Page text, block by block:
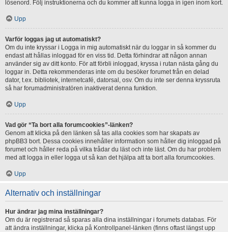
lösenord. Följ instruktionerna och du kommer att kunna logga in igen inom kort.
Upp
Varför loggas jag ut automatiskt?
Om du inte kryssar i Logga in mig automatiskt när du loggar in så kommer du
endast att hållas inloggad för en viss tid. Detta förhindrar att någon annan
använder sig av ditt konto. För att förbli inloggad, kryssa i rutan nästa gång du
loggar in. Detta rekommenderas inte om du besöker forumet från en delad
dator, t.ex. bibliotek, internetcafé, datorsal, osv. Om du inte ser denna kryssruta
så har forumadministratören inaktiverat denna funktion.
Upp
Vad gör “Ta bort alla forumcookies”-länken?
Genom att klicka på den länken så tas alla cookies som har skapats av
phpBB3 bort. Dessa cookies innehåller information som håller dig inloggad på
forumet och håller reda på vilka trådar du läst och inte läst. Om du har problem
med att logga in eller logga ut så kan det hjälpa att ta bort alla forumcookies.
Upp
Alternativ och inställningar
Hur ändrar jag mina inställningar?
Om du är registrerad så sparas alla dina inställningar i forumets databas. För
att ändra inställningar, klicka på Kontrollpanel-länken (finns oftast längst upp